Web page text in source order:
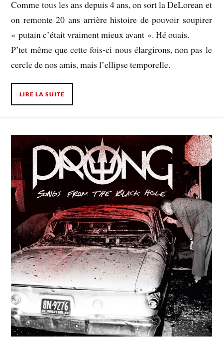
Comme tous les ans depuis 4 ans, on sort la DeLorean et
on remonte 20 ans arrière histoire de pouvoir soupirer
« putain c’était vraiment mieux avant ». Hé ouais.
P’tet même que cette fois-ci nous élargirons, non pas le
cercle de nos amis, mais l’ellipse temporelle.
LIRE LA SUITE